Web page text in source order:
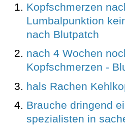
Kopfschmerzen
Lumbalpunktion
nach Blutpatch
nach 4 Wochen
Kopfschmerzen -
hals Rachen
Brauche dringend
spezialisten in